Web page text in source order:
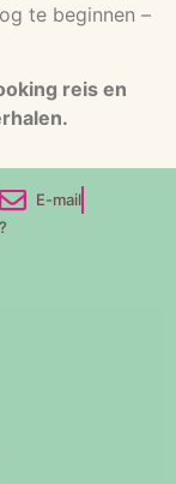
te beginnen –
reis en
E-mail